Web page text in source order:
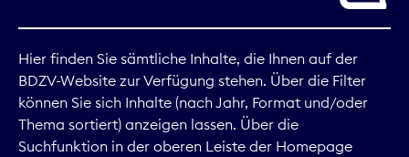
Digitales
Kommunikation
Hier finden Sie sämtliche Inhalte, die Ihnen auf der
BDZV-Website zur Verfügung stehen. Über die Filter
können Sie sich Inhalte (nach Jahr, Format und/oder
Thema sortiert) anzeigen lassen. Über die
Suchfunktion in der oberen Leiste der Homepage